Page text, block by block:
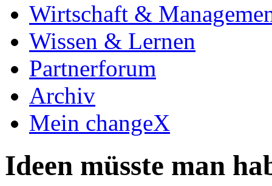
Wirtschaft &
Wissen & Lernen
Partnerforum
Archiv
Mein changeX
Ideen müsste man